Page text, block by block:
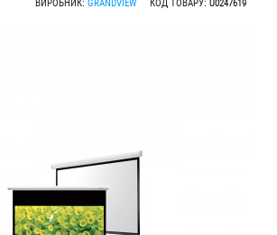
ВИРОБНИК: GRANDVIEW КОД ТОВАРУ: U0247619